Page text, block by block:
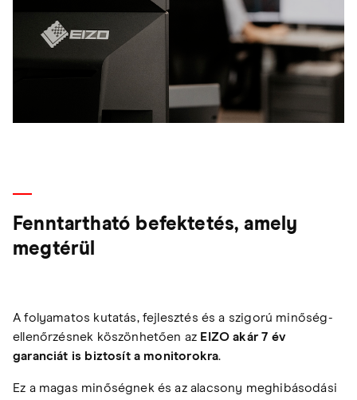
Fenntartható befektetés, amely
megtérül
A folyamatos kutatás, fejlesztés és a szigorú minőség-
ellenőrzésnek köszönhetően az EIZO akár 7 év
garanciát is biztosít a monitorokra.
Ez a magas minőségnek és az alacsony meghibásodási